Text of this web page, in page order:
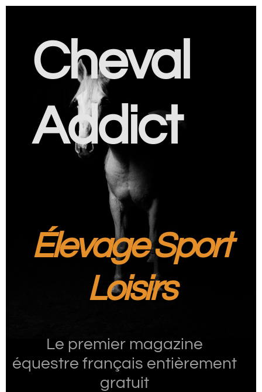
Cheval
Addict
Élevage Sport
Loisirs
Le premier magazine
équestre français entièrement
gratuit